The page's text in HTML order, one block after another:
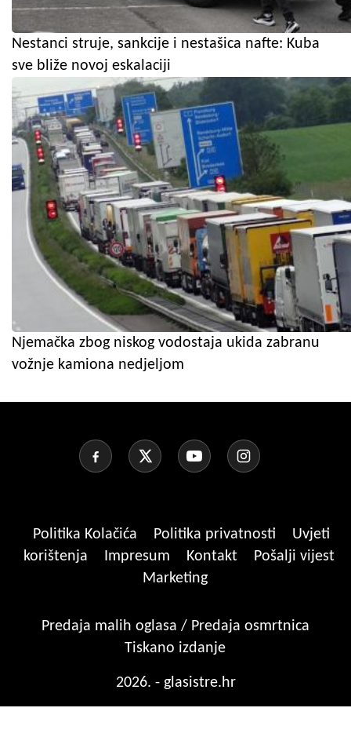
Nestanci struje, sankcije i nestašica nafte: Kuba
sve bliže novoj eskalaciji
Njemačka zbog niskog vodostaja ukida zabranu
vožnje kamiona nedjeljom
Politika Kolačića Politika privatnosti
Uvjeti
korištenja
Impresum Kontakt
Pošalji vijest
Marketing
Predaja malih oglasa / Predaja osmrtnica
Tiskano izdanje
2026. - glasistre.hr